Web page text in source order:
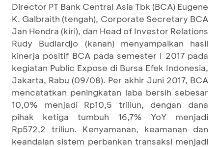
Director PT Bank Central Asia Tbk (BCA) Eugene
K. Galbraith (tengah), Corporate Secretary BCA
Jan Hendra (kiri), dan Head of Investor Relations
Rudy Budiardjo (kanan) menyampaikan hasil
kinerja positif BCA pada semester I 2017 pada
kegiatan Public Expose di Bursa Efek Indonesia,
Jakarta, Rabu (09/08). Per akhir Juni 2017, BCA
mencatatkan peningkatan laba bersih sebesar
10,0% menjadi Rp10,5 triliun, dengan dana
pihak ketiga tumbuh 16,7% YoY menjadi
Rp572,2 triliun. Kenyamanan, keamanan dan
keandalan sistem perbankan transaksi menjadi